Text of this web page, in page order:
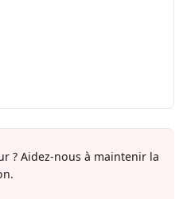
? Aidez-nous à maintenir la